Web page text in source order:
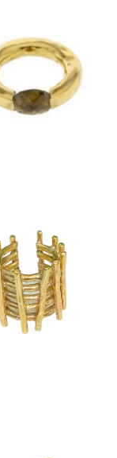
Labradorita
$1,400
Barras
$2,090
anillos